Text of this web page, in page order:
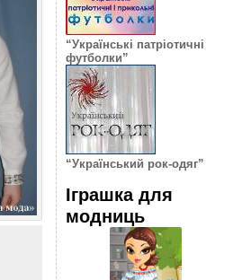
“Українські патріотичні
футболки”
“Український рок-одяг”
Іграшка для
модниць